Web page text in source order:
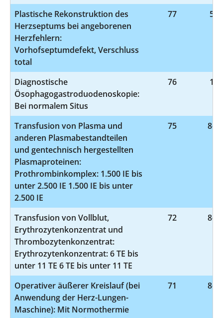
Plastische Rekonstruktion des
Herzseptums bei angeborenen
Herzfehlern:
Vorhofseptumdefekt, Verschluss
total
77 5-
Diagnostische
Ösophagogastroduodenoskopie:
Bei normalem Situs
76 1-
Transfusion von Plasma und
anderen Plasmabestandteilen
und gentechnisch hergestellten
Plasmaproteinen:
Prothrombinkomplex: 1.500 IE bis
unter 2.500 IE 1.500 IE bis unter
2.500 IE
75 8-
Transfusion von Vollblut,
Erythrozytenkonzentrat und
Thrombozytenkonzentrat:
Erythrozytenkonzentrat: 6 TE bis
unter 11 TE 6 TE bis unter 11 TE
72 8-
Operativer äußerer Kreislauf (bei
Anwendung der Herz-Lungen-
Maschine): Mit Normothermie
71 8-